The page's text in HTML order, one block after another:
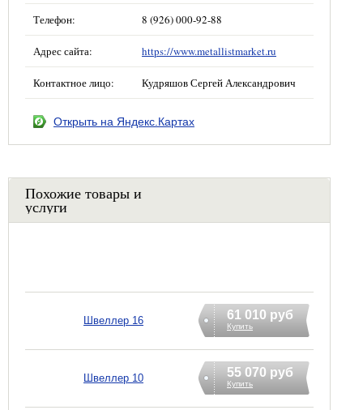
Телефон: 8 (926) 000-92-88
Адрес сайта: https://www.metallistmarket.ru
Контактное лицо: Кудряшов Сергей Александрович
Открыть на Яндекс.Картах
Похожие товары и
услуги
Швеллер 16 61 010 руб
Купить
Швеллер 10 55 070 руб
Купить